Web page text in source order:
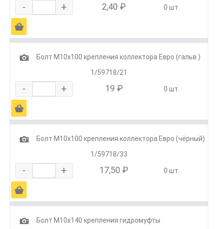
- + 2,40 ₽ 0 шт.
Ä
1
Болт М10х100 крепления коллектора Евро (гальв.)
1/59718/21
- + 19 ₽ 0 шт.
Ä
1
Болт М10х100 крепления коллектора Евро (чёрный)
1/59718/33
- + 17,50 ₽ 0 шт.
Ä
1 Болт М10х140 крепления гидромуфты